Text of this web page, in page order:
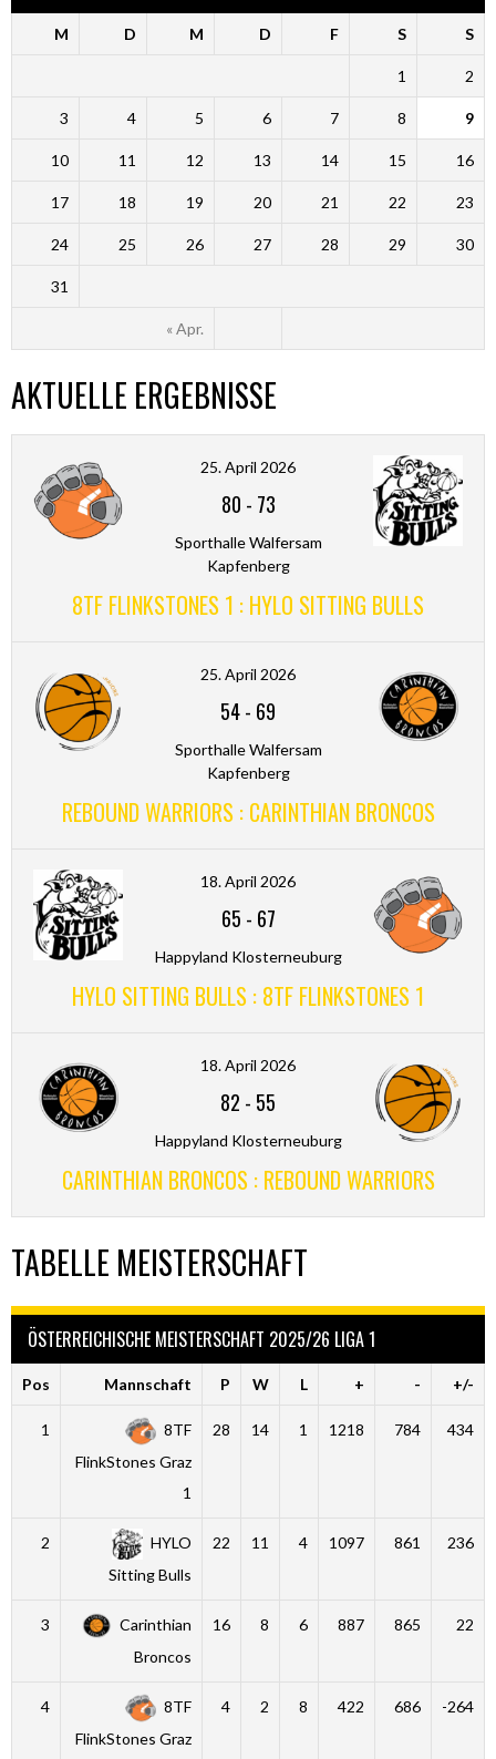
M D M D F S S
« Apr.
1 2
3 4 5 6 7 8 9
10 11 12 13 14 15 16
17 18 19 20 21 22 23
24 25 26 27 28 29 30
31
AKTUELLE ERGEBNISSE
25. April 2026
80 - 73
Sporthalle Walfersam
Kapfenberg
8TF FLINKSTONES 1 : HYLO SITTING BULLS
25. April 2026
54- 69
Sporthalle Walfersam
Kapfenberg
REBOUND WARRIORS : CARINTHIAN BRONCOS
18. April 2026
65 - 67
Happyland Klosterneuburg
HYLO SITTING BULLS : 8TF FLINKSTONES 1
18. April 2026
82 - 55
Happyland Klosterneuburg
CARINTHIAN BRONCOS : REBOUND WARRIORS
TABELLE MEISTERSCHAFT
ÖSTERREICHISCHE MEISTERSCHAFT 2025/26 LIGA 1
Pos Mannschaft P W L + - +/-
1
8TF
FlinkStones Graz
1
28 14 1 1218 784 434
2
HYLO
Sitting Bulls
22 11 4 1097 861 236
3
Carinthian
Broncos
16 8 6 887 865 22
4
8TF
FlinkStones Graz
4 2 8 422 686 -264